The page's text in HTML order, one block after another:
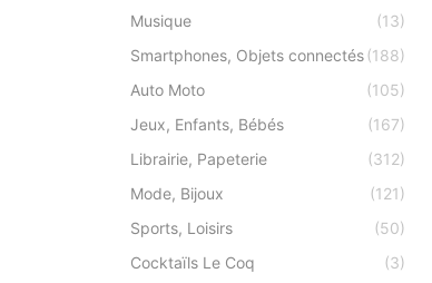
Musique
(13)
Smartphones, Objets connectés(188)
Auto Moto
(105)
Jeux, Enfants, Bébés
(167)
Librairie, Papeterie
(312)
Mode, Bijoux
(121)
Sports, Loisirs
(50)
Cocktaïls Le Coq
(3)